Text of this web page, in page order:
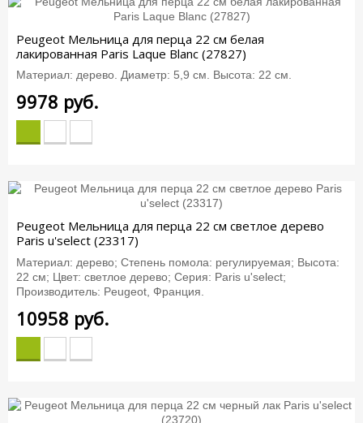
Peugeot Мельница для перца 22 см белая
лакированная Paris Laque Blanc (27827)
Материал: дерево. Диаметр: 5,9 см. Высота: 22 см.
9978 руб.
Peugeot Мельница для перца 22 см светлое дерево
Paris u'select (23317)
Материал: дерево; Степень помола: регулируемая; Высота:
22 см; Цвет: светлое дерево; Серия: Paris u'select;
Производитель: Peugeot, Франция.
10958 руб.